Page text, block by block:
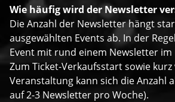
Wie häufig wird der Newsletter
Die Anzahl der Newsletter hängt
ausgewählten Events ab. In der
Event mit rund einem Newsletter
Zum Ticket-Verkaufsstart sowie
Veranstaltung kann sich die Anzahl
auf 2-3 Newsletter pro Woche).